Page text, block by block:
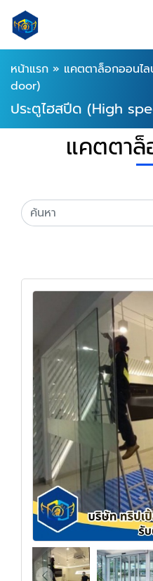
หน้าแรก » แคตตาล็อกออนไ
door)
ประตูไฮสปีด (High
แคตตา